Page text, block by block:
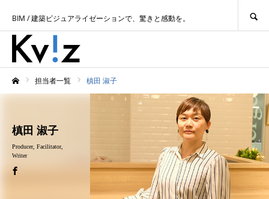
BIM / 建築ビジュアライゼーションで、驚きと感動を。
担当者一覧 槙田 淑子
槙田 淑子
Producer, Facilitator,
Writer